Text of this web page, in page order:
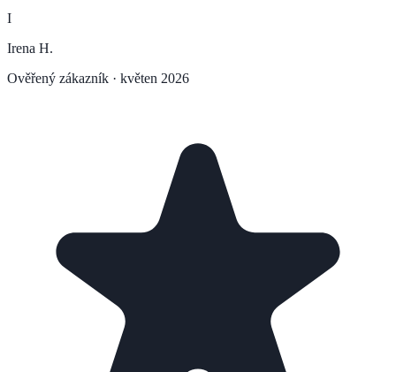
I
Irena H.
Ověřený zákazník · květen 2026